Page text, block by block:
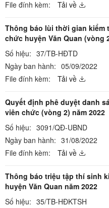
File đính kèm:
Tải về
Thông báo lùi thời gian kiểm
chức huyện Văn Quan (vòng
Số hiệu: 37/TB-HĐTD
Ngày ban hành: 05/09/2022
File đính kèm:
Tải về
Quyết định phê duyệt danh
viên chức (vòng 2) năm 2022
Số hiệu: 3091/QĐ-UBND
Ngày ban hành: 31/08/2022
File đính kèm:
Tải về
Thông báo triệu tập thí sinh
huyện Văn Quan năm 2022
Số hiệu: 35/TB-HĐKTSH